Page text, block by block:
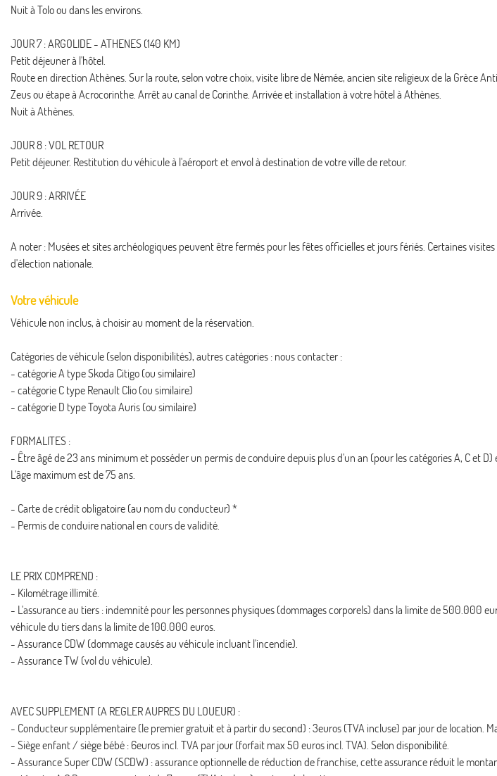
Nuit à Tolo ou dans les environs.
JOUR 7 : ARGOLIDE - ATHENES (140 KM)
Petit déjeuner à l'hôtel.
Route en direction Athènes. Sur la route, selon votre choix, visite libre de Némée, ancien site religieux de la Grèce
Zeus ou étape à Acrocorinthe. Arrêt au canal de Corinthe. Arrivée et installation à votre hôtel à Athènes.
Nuit à Athènes.
JOUR 8 : VOL RETOUR
Petit déjeuner. Restitution du véhicule à l'aéroport et envol à destination de votre ville de retour.
JOUR 9 : ARRIVÉE
Arrivée.
A noter : Musées et sites archéologiques peuvent être fermés pour les fêtes officielles et jours fériés. Certaines
d'élection nationale.
Votre véhicule
Véhicule non inclus, à choisir au moment de la réservation.
Catégories de véhicule (selon disponibilités), autres catégories : nous contacter :
- catégorie A type Skoda Citigo (ou similaire)
- catégorie C type Renault Clio (ou similaire)
- catégorie D type Toyota Auris (ou similaire)
FORMALITES :
- Être âgé de 23 ans minimum et posséder un permis de conduire depuis plus d'un an (pour les catégories A, C et
L'âge maximum est de 75 ans.
- Carte de crédit obligatoire (au nom du conducteur) *
- Permis de conduire national en cours de validité.
LE PRIX COMPREND :
- Kilométrage illimité.
- L'assurance au tiers : indemnité pour les personnes physiques (dommages corporels) dans la limite de 500.000
véhicule du tiers dans la limite de 100.000 euros.
- Assurance CDW (dommage causés au véhicule incluant l'incendie).
- Assurance TW (vol du véhicule).
AVEC SUPPLEMENT (A REGLER AUPRES DU LOUEUR) :
- Conducteur supplémentaire (le premier gratuit et à partir du second) : 3euros (TVA incluse) par jour de location.
- Siège enfant / siège bébé : 6euros incl. TVA par jour (forfait max 50 euros incl. TVA). Selon disponibilité.
- Assurance Super CDW (SCDW) : assurance optionnelle de réduction de franchise, cette assurance réduit le